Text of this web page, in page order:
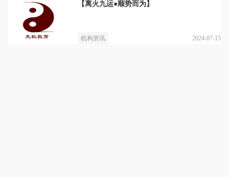
【离火九运●顺势而为】
机构资讯 2024-07-15